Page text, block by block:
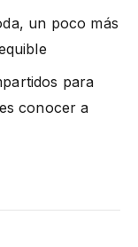
un poco más
para
conocer a